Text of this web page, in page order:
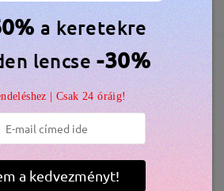
el az összes
véleményt
Írjon egy véleményt
a keretekre
lencse -30%
| Csak 24 óráig!
a kedvezményt!